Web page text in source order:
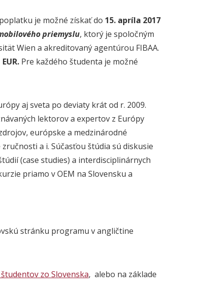
je možné získať do 15. apríla 2017
priemyslu, ktorý je spoločným
Wien a akreditovaný agentúrou FIBAA.
Pre každého študenta je možné
aj sveta po deviaty krát od r. 2009.
lektorov a expertov z Európy
európske a medzinárodné
a i. Súčasťou štúdia sú diskusie
(case studies) a interdisciplinárnych
priamo v OEM na Slovensku a
stránku programu v angličtine
zo Slovenska, alebo na základe